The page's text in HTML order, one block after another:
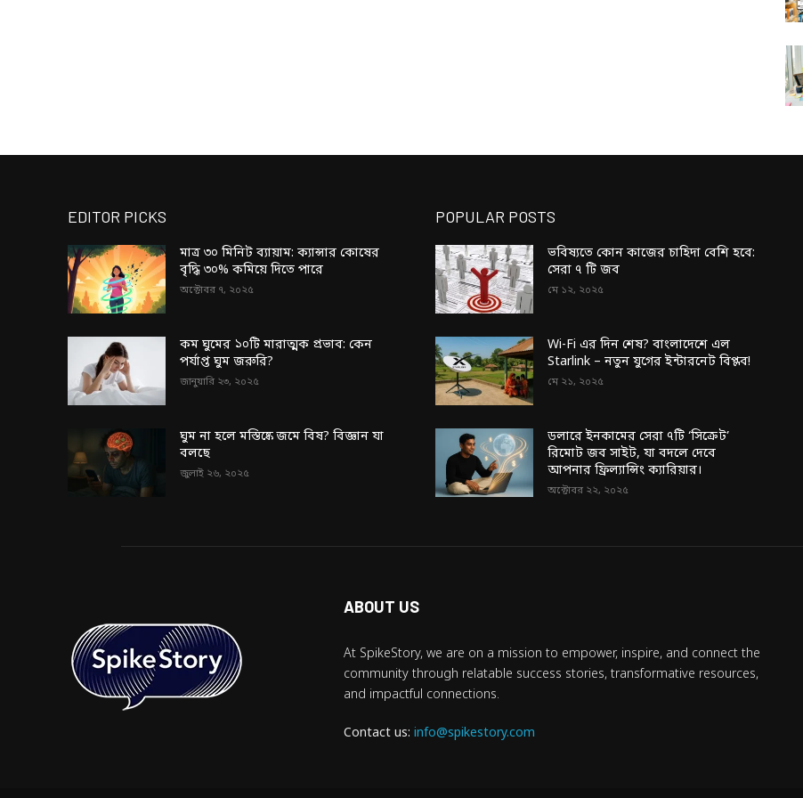
EDITOR PICKS
মাত্র ৩০ মিনিট ব্যায়াম: ক্যান্সার কোষের
বৃদ্ধি ৩০% কমিয়ে দিতে পারে
অক্টোবর ৭, ২০২৫
কম ঘুমের ১০টি মারাত্মক প্রভাব: কেন
পর্যাপ্ত ঘুম জরুরি?
জানুয়ারি ২৩, ২০২৫
ঘুম না হলে মস্তিষ্কে জমে বিষ? বিজ্ঞান যা
বলছে
জুলাই ২৬, ২০২৫
POPULAR POSTS
ভবিষ্যতে কোন কাজের চাহিদা বেশি হবে:
সেরা ৭ টি জব
মে ১২, ২০২৫
Wi-Fi এর দিন শেষ? বাংলাদেশে এল
Starlink – নতুন যুগের ইন্টারনেট বিপ্লব!
মে ২১, ২০২৫
ডলারে ইনকামের সেরা ৭টি ‘সিক্রেট’
রিমোট জব সাইট, যা বদলে দেবে
আপনার ফ্রিল্যান্সিং ক্যারিয়ার।
অক্টোবর ২২, ২০২৫
ABOUT US
At SpikeStory, we are on a mission to empower, inspire, and connect the
community through relatable success stories, transformative resources,
and impactful connections.
Contact us: info@spikestory.com